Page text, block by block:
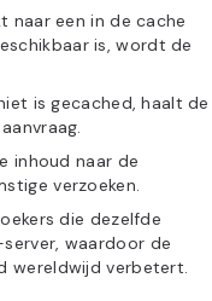
naar een in de cache
is, wordt de
is gecached, haalt de
inhoud naar de
verzoeken.
die dezelfde
waardoor de
wereldwijd verbetert.